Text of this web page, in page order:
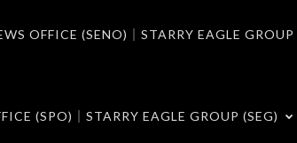
OFFICE (SENO)｜STARRY EAGLE GROUP
(SPO)｜STARRY EAGLE GROUP (SEG)